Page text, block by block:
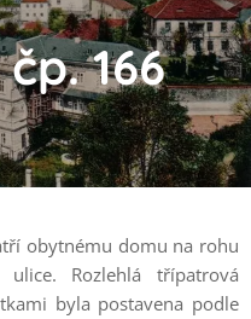
166
obytnému domu na rohu
ulice. Rozlehlá třípatrová
byla postavena podle